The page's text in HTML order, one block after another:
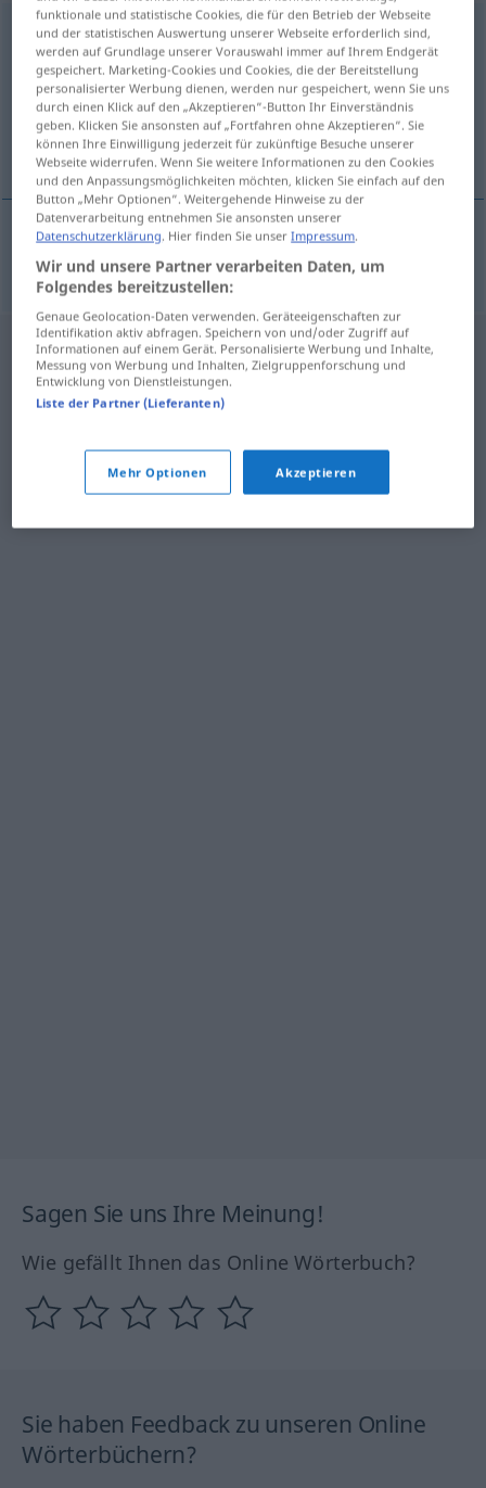
Bruderkussm
Übersicht aller Übersetzungen
(Für mehr Details die Übersetzung anklicken/antippen)
accolade fraternelle
accolade(fraternelle) Bruderkuss
Sagen Sie uns Ihre Meinung!
Wie gefällt Ihnen das Online Wörterbuch?
Sie haben Feedback zu unseren Online
Wörterbüchern?
funktionale und statistische Cookies, die für den Betrieb der Webseite
und der statistischen Auswertung unserer Webseite erforderlich sind,
werden auf Grundlage unserer Vorauswahl immer auf Ihrem Endgerät
gespeichert. Marketing-Cookies und Cookies, die der Bereitstellung
personalisierter Werbung dienen, werden nur gespeichert, wenn Sie uns
durch einen Klick auf den „Akzeptieren“-Button Ihr Einverständnis
geben. Klicken Sie ansonsten auf „Fortfahren ohne Akzeptieren“. Sie
können Ihre Einwilligung jederzeit für zukünftige Besuche unserer
Webseite widerrufen. Wenn Sie weitere Informationen zu den Cookies
und den Anpassungsmöglichkeiten möchten, klicken Sie einfach auf den
Button „Mehr Optionen“. Weitergehende Hinweise zu der
Datenverarbeitung entnehmen Sie ansonsten unserer
Datenschutzerklärung. Hier finden Sie unserImpressum.
Wir und unsere Partner verarbeiten Daten, um
Folgendes bereitzustellen:
Genaue Geolocation-Daten verwenden. Geräteeigenschaften zur
Identifikation aktiv abfragen. Speichern von und/oder Zugriff auf
Informationen auf einem Gerät. Personalisierte Werbung und Inhalte,
Messung von Werbung und Inhalten, Zielgruppenforschung und
Entwicklung von Dienstleistungen.
Liste der Partner (Lieferanten)
Mehr Optionen Akzeptieren